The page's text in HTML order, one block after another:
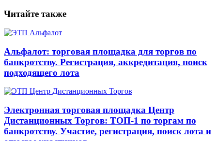
Читайте также
Альфалот: торговая площадка для торгов по
банкротству. Регистрация, аккредитация, поиск
подходящего лота
Электронная торговая площадка Центр
Дистанционных Торгов: ТОП-1 по торгам по
банкротству. Участие, регистрация, поиск лота и